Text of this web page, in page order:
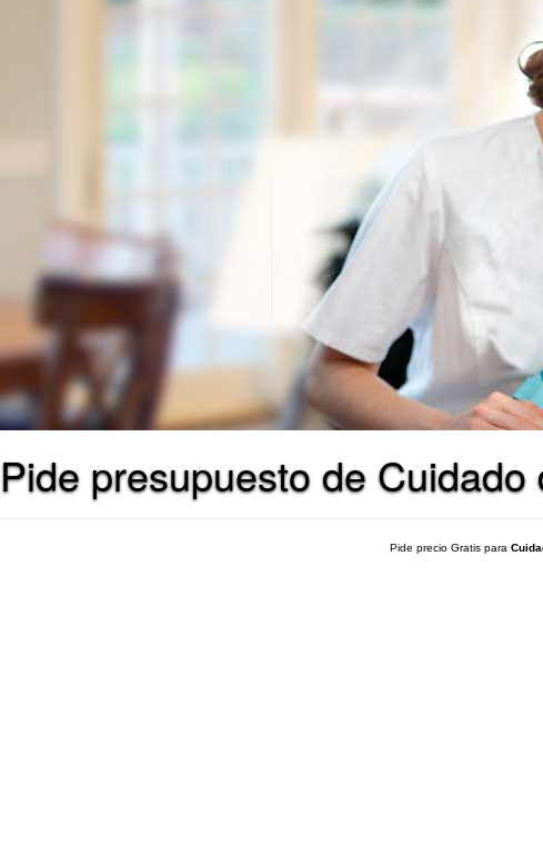
Pide presupuesto de
Pide precio Gratis para